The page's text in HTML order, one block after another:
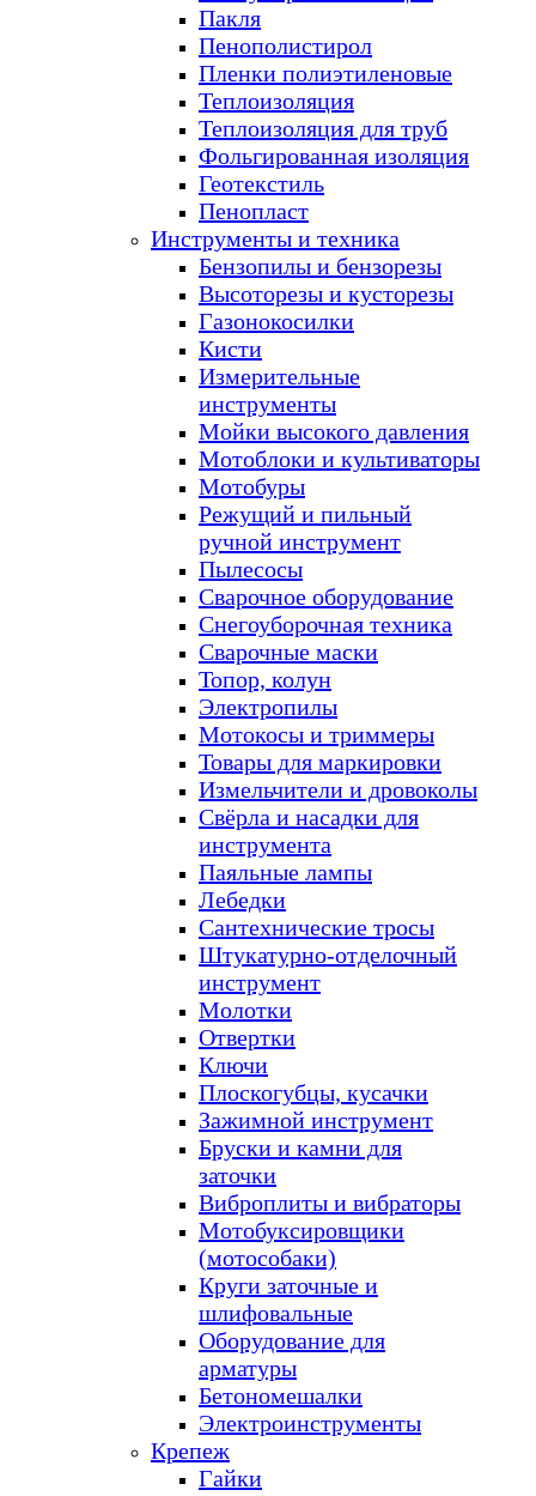
Пакля
Пенополистирол
Пленки полиэтиленовые
Теплоизоляция
Теплоизоляция для труб
Фольгированная изоляция
Геотекстиль
Пенопласт
Инструменты и техника
Бензопилы и бензорезы
Высоторезы и кусторезы
Газонокосилки
Кисти
Измерительные
инструменты
Мойки высокого давления
Мотоблоки и культиваторы
Мотобуры
Режущий и пильный
ручной инструмент
Пылесосы
Сварочное оборудование
Снегоуборочная техника
Сварочные маски
Топор, колун
Электропилы
Мотокосы и триммеры
Товары для маркировки
Измельчители и дровоколы
Свёрла и насадки для
инструмента
Паяльные лампы
Лебедки
Сантехнические тросы
Штукатурно-отделочный
инструмент
Молотки
Отвертки
Ключи
Плоскогубцы, кусачки
Зажимной инструмент
Бруски и камни для
заточки
Виброплиты и вибраторы
Мотобуксировщики
(мотособаки)
Круги заточные и
шлифовальные
Оборудование для
арматуры
Бетономешалки
Электроинструменты
Крепеж
Гайки